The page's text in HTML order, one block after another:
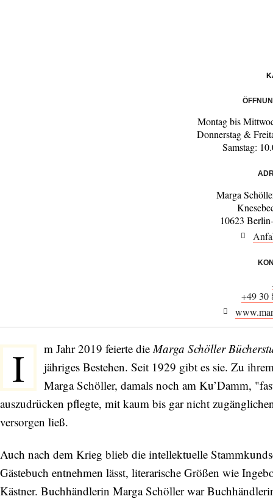
Montag bis
Donnerstag &
Samstag:
Marga
10623
+49 30
I m Jahr 2019 feierte dieMarga Schöller
jähriges Bestehen. Seit 1929 gibt es sie. Zu
Marga Schöller, damals noch am Ku’Damm,
auszudrücken pflegte, mit kaum bis gar nicht
versorgen ließ.
Auch nach dem Krieg blieb die intellektuelle
Gästebuch entnehmen lässt, literarische Größen wie
Kästner. Buchhändlerin Marga Schöller war